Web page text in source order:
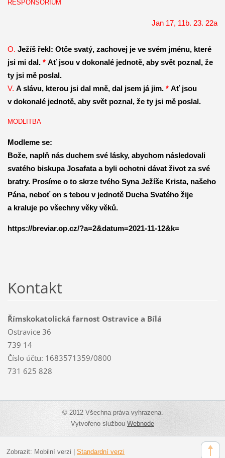
RESPONSORIUM
Jan 17, 11b. 23. 22a
O. Ježíš řekl: Otče svatý, zachovej je ve svém jménu, které
jsi mi dal. *Ať jsou v dokonalé jednotě, aby svět poznal, že
ty jsi mě poslal.
V. A slávu, kterou jsi dal mně, dal jsem já jim. *Ať jsou
v dokonalé jednotě, aby svět poznal, že ty jsi mě poslal.
MODLITBA
Modleme se:
Bože, naplň nás duchem své lásky, abychom následovali
svatého biskupa Josafata a byli ochotni dávat život za své
bratry. Prosíme o to skrze tvého Syna Ježíše Krista, našeho
Pána, neboť on s tebou v jednotě Ducha Svatého žije
a kraluje po všechny věky věků.
https://breviar.op.cz/?a=2&datum=2021-11-12&k=
Kontakt
Římskokatolická farnost Ostravice a Bílá
Ostravice 36
739 14
Číslo účtu: 1683571359/0800
731 625 828
© 2012 Všechna práva vyhrazena.
Vytvořeno službouWebnode
Zobrazit: Mobilní verzi | Standardní verzi